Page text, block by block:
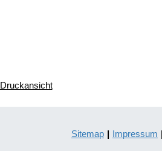
Druckansicht
Sitemap | Impressum |